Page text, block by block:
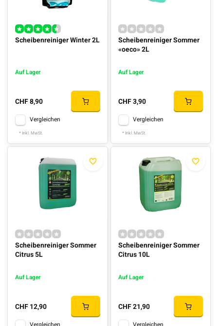
Scheibenreiniger Winter 2L
Auf Lager
CHF 8,90
Vergleichen
* Inkl. MwSt.
Scheibenreiniger Sommer
«oeco» 2L
Auf Lager
CHF 3,90
Vergleichen
* Inkl. MwSt.
Scheibenreiniger Sommer
Citrus 5L
Auf Lager
CHF 12,90
Scheibenreiniger Sommer
Citrus 10L
Auf Lager
CHF 21,90